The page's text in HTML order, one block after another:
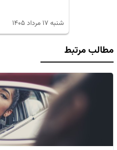
شنبه ۱۷ مرداد ۱۴۰۵
مطالب مرتبط